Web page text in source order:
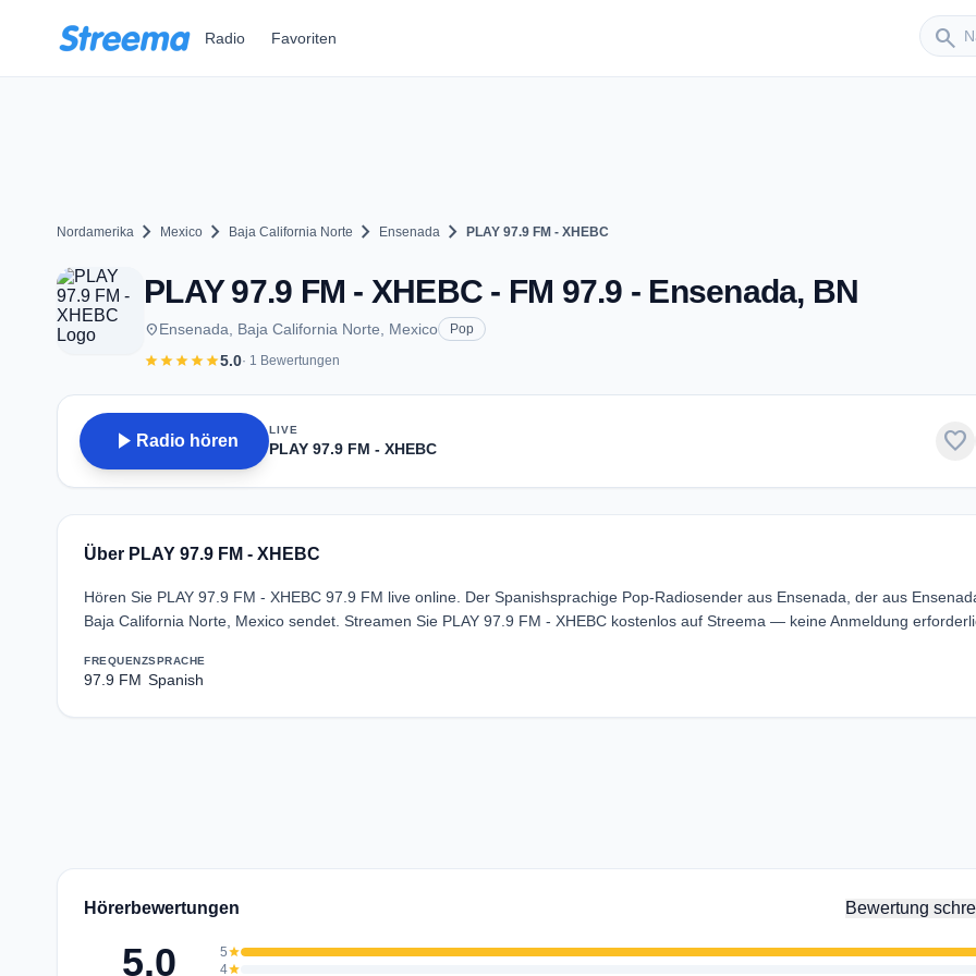
Radio Favoriten search
Sender
Nordamerika chevron_right Mexico chevron_right Baja California Norte chevron_right Ensenada chevron_right PLAY 97.9 FM - XHEBC
PLAY 97.9 FM - XHEBC - FM 97.9 - Ensenada, BN
placeEnsenada, Baja California Norte, Mexico Pop
starstarstarstarstar5.0· 1 Bewertungen
play_arrow Radio hören
LIVE
PLAY 97.9 FM - XHEBC favorite
Über PLAY 97.9 FM - XHEBC
Hören Sie PLAY 97.9 FM - XHEBC 97.9 FM live online. Der Spanishsprachige Pop-Radiosender aus Ensenada, der aus
Baja California Norte, Mexico sendet. Streamen Sie PLAY 97.9 FM - XHEBC kostenlos auf Streema — keine Anmeldung
FREQUENZ
97.9 FM
SPRACHE
Spanish
Hörerbewertungen Bewertung
5.0 5star
4star